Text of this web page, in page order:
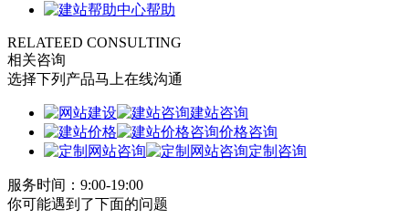
帮助
RELATEED CONSULTING
相关咨询
选择下列产品马上在线沟通
建站咨询
价格咨询
定制咨询
服务时间：9:00-19:00
你可能遇到了下面的问题